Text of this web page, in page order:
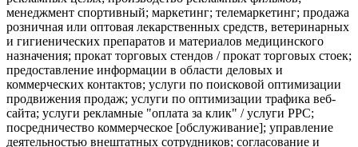
менеджмент спортивный; маркетинг; телемаркетинг; продажа
розничная или оптовая лекарственных средств, ветеринарных
и гигиенических препаратов и материалов медицинского
назначения; прокат торговых стендов / прокат торговых стоек;
предоставление информации в области деловых и
коммерческих контактов; услуги по поисковой оптимизации
продвижения продаж; услуги по оптимизации трафика веб-
сайта; услуги рекламные "оплата за клик" / услуги PPC;
посредничество коммерческое [обслуживание]; управление
деятельностью внештатных сотрудников; согласование и